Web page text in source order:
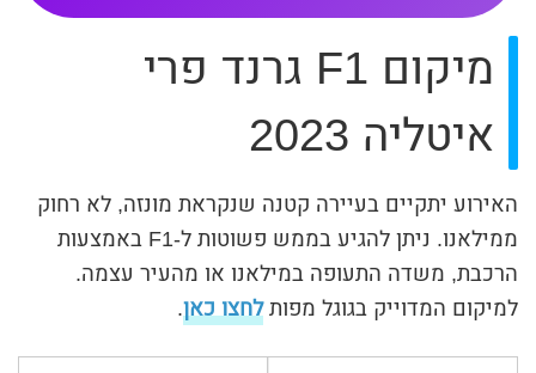
מיקום F1 גרנד פרי
איטליה 2023
האירוע יתקיים בעיירה קטנה שנקראת מונזה, לא רחוק
ממילאנו. ניתן להגיע בממש פשוטות ל-F1 באמצעות
הרכבת, משדה התעופה במילאנו או מהעיר עצמה.
למיקום המדוייק בגוגל מפותלחצו כאן.